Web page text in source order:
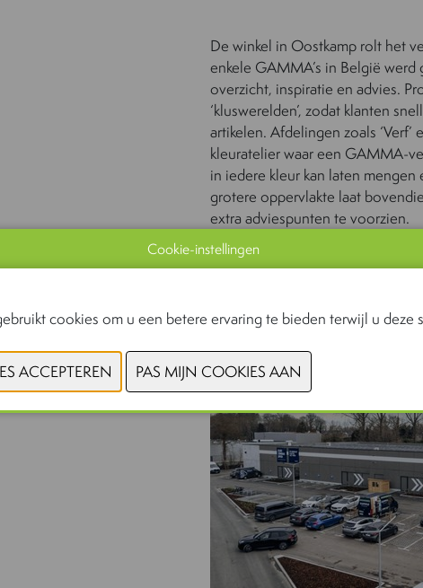
De winkel in Oostkamp rolt het
enkele GAMMA’s in België
overzicht, inspiratie en advies.
‘kluswerelden’, zodat klanten
artikelen. Afdelingen zoals ‘Verf’
kleuratelier waar een GAMMA-
in iedere kleur kan laten
grotere oppervlakte laat
extra adviespunten te voorzien.
“Onze vernieuwde
inspiratie, duidelijke keuzes en
alleen het juiste product te
Cookie-instellingen
cookies om u een betere ervaring te bieden terwijl u deze